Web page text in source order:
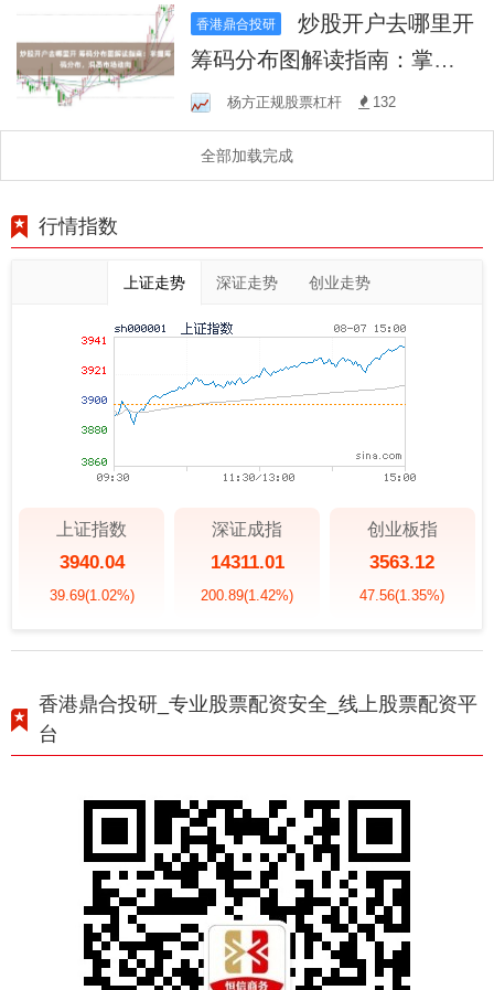
香港鼎合投研
炒股开户去哪里开
筹码分布图解读指南：掌握
筹码分布，洞悉市场动向
杨方正规股票杠杆 132
全部加载完成
行情指数
上证走势 深证走势 创业走势
上证指数
3940.04
39.69(1.02%)
深证成指
14311.01
200.89(1.42%)
创业板指
3563.12
47.56(1.35%)
香港鼎合投研_专业股票配资安全_线上股票配资平
台